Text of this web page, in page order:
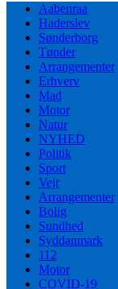
Aabenraa
Haderslev
Sønderborg
Tønder
Arrangementer
Erhverv
Mad
Motor
Natur
NYHED
Politik
Sport
Vejr
Arrangementer
Bolig
Sundhed
Syddanmark
112
Motor
COVID-19